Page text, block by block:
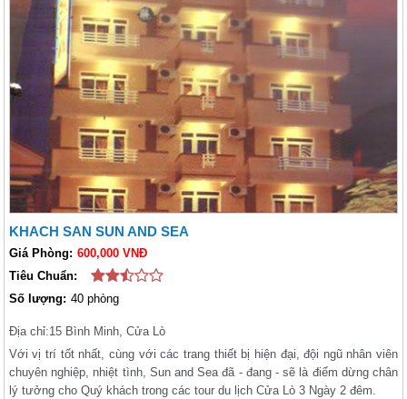
KHACH SAN SUN AND SEA
Giá Phòng: 600,000 VNĐ
Tiêu Chuẩn:
Số lượng: 40 phòng
Địa chỉ:15 Bình Minh, Cửa Lò
Với vị trí tốt nhất, cùng với các trang thiết bị hiện đại, đội ngũ nhân viên
chuyên nghiệp, nhiệt tình, Sun and Sea đã - đang - sẽ là điểm dừng chân
lý tưởng cho Quý khách trong các tour du lịch Cửa Lò 3 Ngày 2 đêm.